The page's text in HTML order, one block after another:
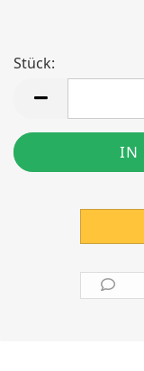
Stück: